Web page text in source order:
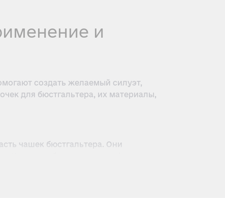
и
создать желаемый силуэт,
для бюстгальтера, их материалы,
чашек бюстгальтера. Они